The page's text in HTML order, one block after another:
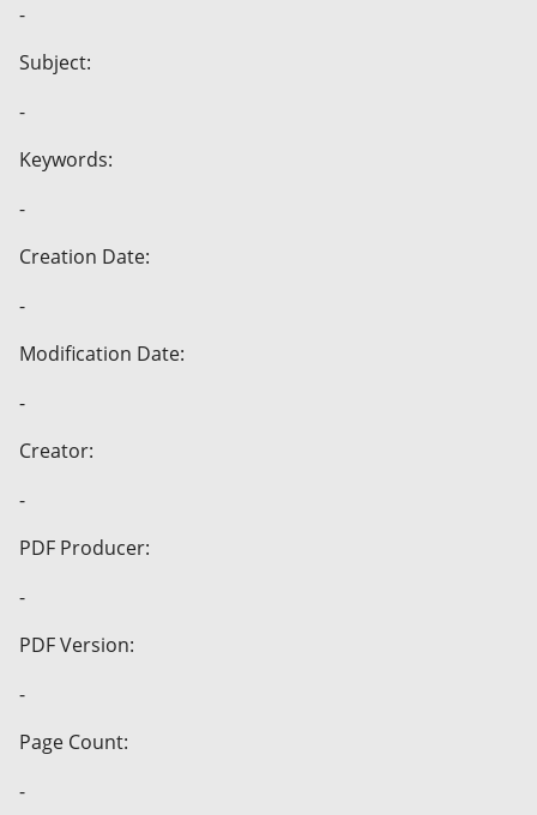
-
Subject:
-
Keywords:
-
Creation Date:
-
Modification Date:
-
Creator:
-
PDF Producer:
-
PDF Version:
-
Page Count:
-